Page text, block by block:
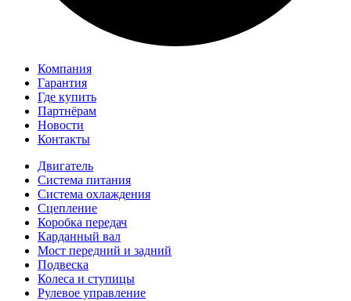
Компания
Гарантия
Где купить
Партнёрам
Новости
Контакты
Двигатель
Система питания
Система охлаждения
Сцепление
Коробка передач
Карданный вал
Мост передний и задний
Подвеска
Колеса и ступицы
Рулевое управление